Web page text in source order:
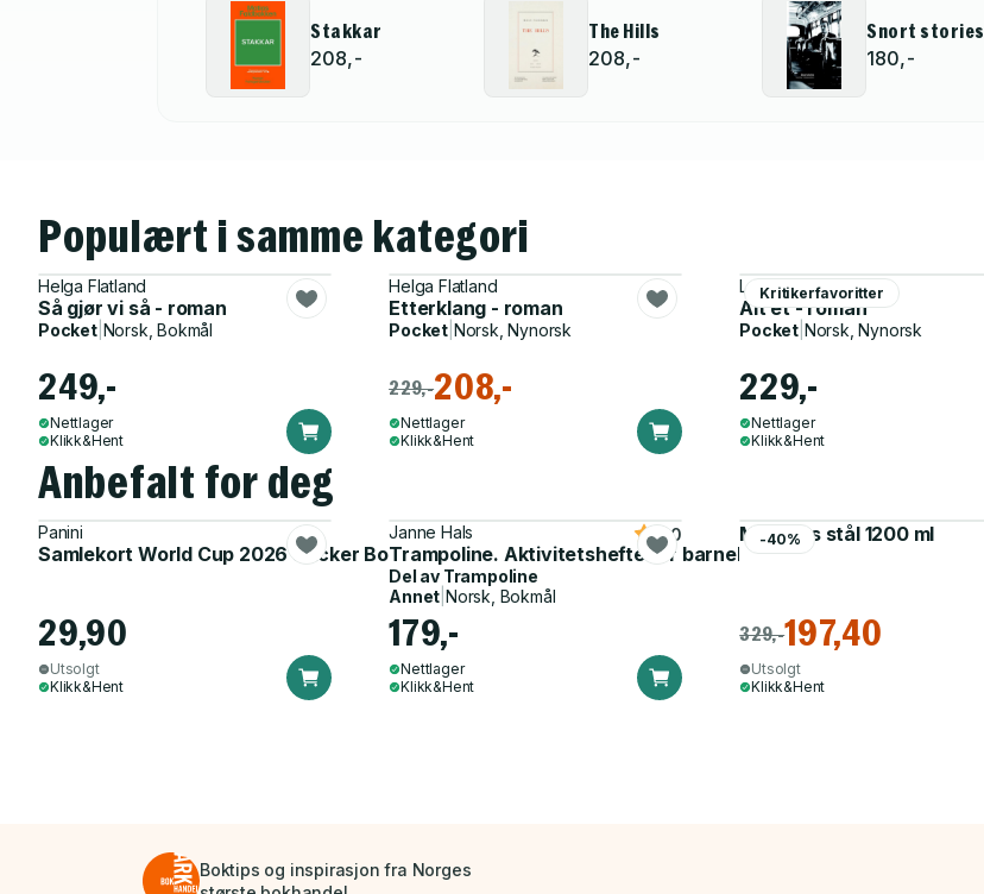
Stakkar
208,-
The Hills
208,-
Snort stories
180,-
Populært i samme kategori
Helga Flatland
Så gjør vi så - roman
Pocket| Norsk, Bokmål
249,-
Nettlager
Klikk&Hent
Helga Flatland
Etterklang - roman
Pocket| Norsk, Nynorsk
229,-208,-
Nettlager
Klikk&Hent
Kritikerfavoritter
Leander Djønne
Alt et - roman
Pocket Norsk, Nynorsk
229,-
Nettlager
Klikk&Hent
Anbefalt for deg
Panini
Samlekort World Cup 2026 Sticker Booster
29,90
Utsolgt
Klikk&Hent
Janne Hals
Trampoline. Aktivitetshefte for barnehagen
5.0
Del av Trampoline
Annet Norsk, Bokmål
179,-
Nettlager
Klikk&Hent
-40%
Matboks stål 1200 ml
329,-197,40
Utsolgt
Klikk&Hent
Boktips og inspirasjon fra Norges